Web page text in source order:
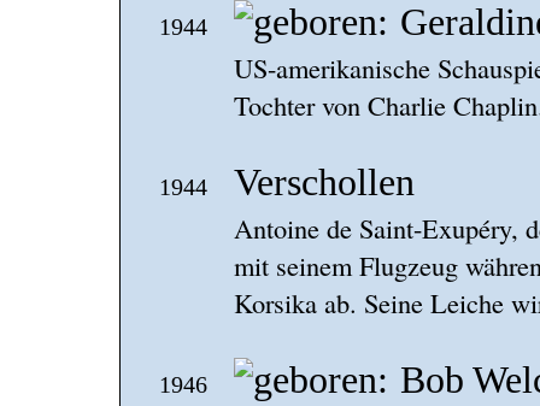
1944
US-amerikanische
Tochter von Charlie
1944 Verschollen
Antoine de Saint-Exupéry,
mit seinem Flugzeug
Korsika ab. Seine Leiche
1946 Bob